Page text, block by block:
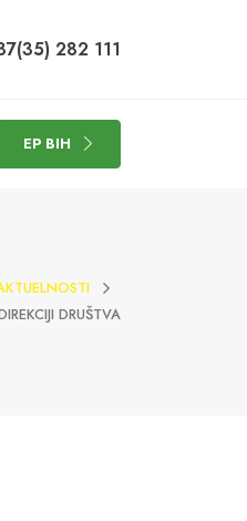
282 111
EP BIH
DRUŠTVA